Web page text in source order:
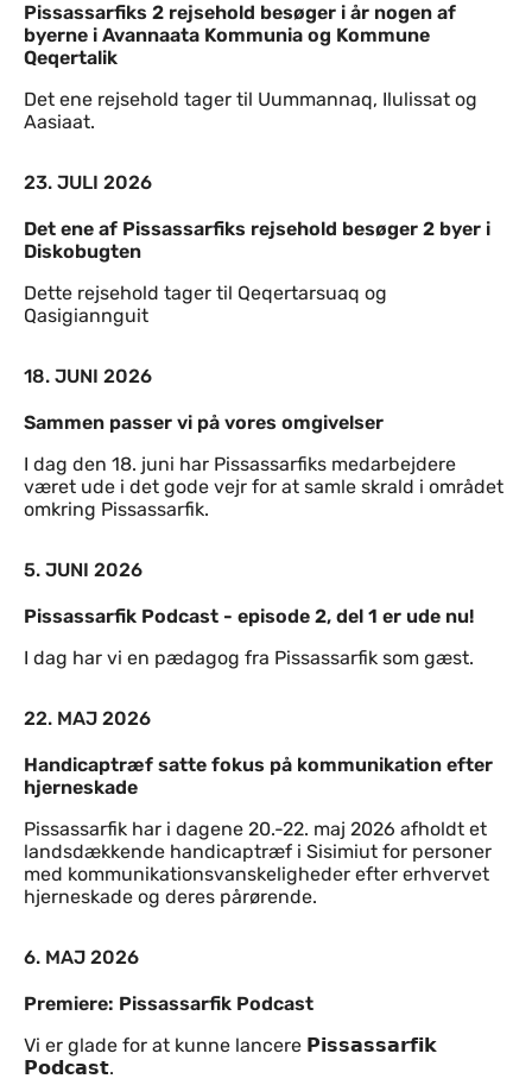
Pissassarfiks 2 rejsehold besøger i år nogen af
byerne i Avannaata Kommunia og Kommune
Qeqertalik
Det ene rejsehold tager til Uummannaq, Ilulissat og
Aasiaat.
23. JULI 2026
Det ene af Pissassarfiks rejsehold besøger 2 byer i
Diskobugten
Dette rejsehold tager til Qeqertarsuaq og
Qasigiannguit
18. JUNI 2026
Sammen passer vi på vores omgivelser
I dag den 18. juni har Pissassarfiks medarbejdere
været ude i det gode vejr for at samle skrald i området
omkring Pissassarfik.
5. JUNI 2026
Pissassarfik Podcast - episode 2, del 1 er ude nu!
I dag har vi en pædagog fra Pissassarfik som gæst.
22. MAJ 2026
Handicaptræf satte fokus på kommunikation efter
hjerneskade
Pissassarfik har i dagene 20.-22. maj 2026 afholdt et
landsdækkende handicaptræf i Sisimiut for personer
med kommunikationsvanskeligheder efter erhvervet
hjerneskade og deres pårørende.
6. MAJ 2026
Premiere: Pissassarfik Podcast
Vi er glade for at kunne lancere 𝗣𝗶𝘀𝘀𝗮𝘀𝘀𝗮𝗿𝗳𝗶𝗸
𝗣𝗼𝗱𝗰𝗮𝘀𝘁.